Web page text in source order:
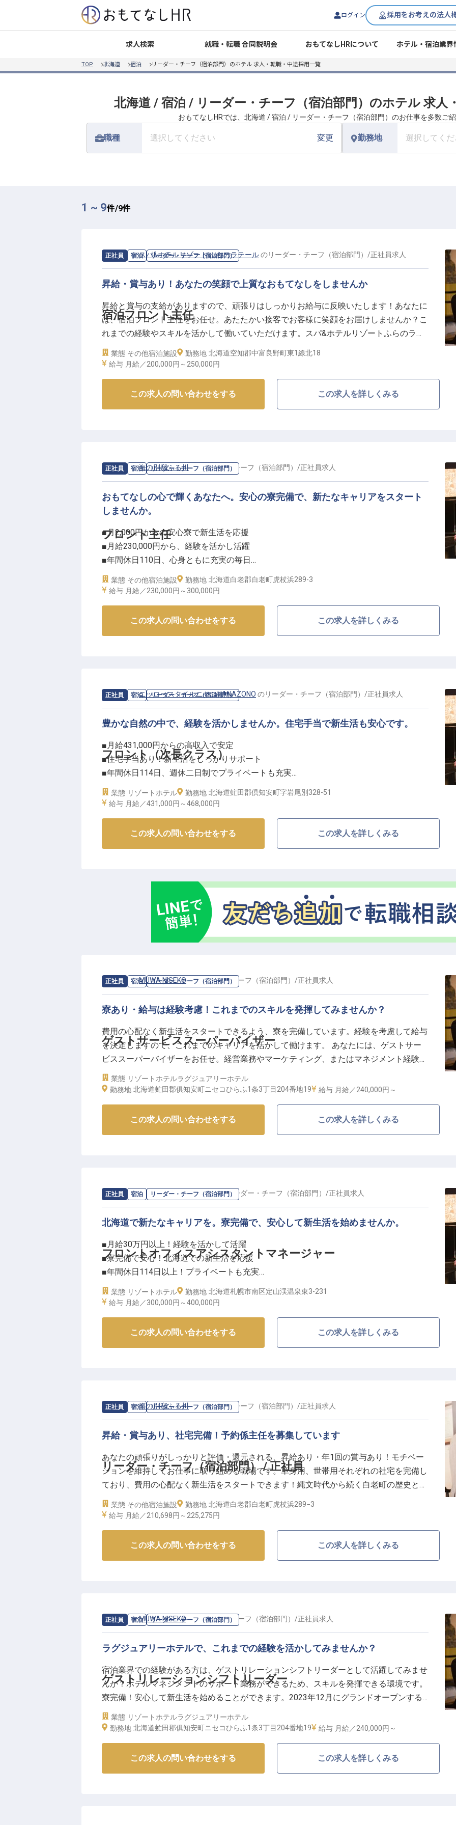
ログイン 採用をお考えの法人
求人検索 就職・転職 合同説明会 おもてなしHRについて ホテル・宿泊業界
TOP 北海道 宿泊 リーダー・チーフ（宿泊部門）のホテル 求人・転職・中途採用一覧
北海道 / 宿泊 / リーダー・チーフ（宿泊部門）のホテル 求人
おもてなしHRでは、北海道 / 宿泊 / リーダー・チーフ（宿泊部門）のお仕事を多数ご
職種 選択してください 変更 勤務地 選択してく
1 ~ 9件/9件
正社員 宿泊 リーダー・チーフ（宿泊部門）
宿泊フロント主任
求人情報：スパ&ホテルリゾート ふらのラテールのリーダー・チーフ（宿泊部門） /正社員求人
昇給・賞与あり！あなたの笑顔で上質なおもてなしをしませんか
昇給と賞与の支給がありますので、頑張りはしっかりお給与に反映いたします！あなたに
は、宿泊フロント主任をお任せ。あたたかい接客でお客様に笑顔をお届けしませんか？こ
れまでの経験やスキルを活かして働いていただけます。スパ&ホテルリゾートふらのラテ
ールは快適なホテルステイのためワンランク上のおもてなしをご提供。山並みを望む露天
風呂、和洋の大浴場、全室マウントビューのお部屋でゆったりくつろげるホテルです。※
業態 その他宿泊施設 勤務地 北海道空知郡中富良野町東1線北18
給与 月給／200,000円～ 250,000円
この求人の問い合わせをする この求人を詳しくみる
正社員 宿泊 リーダー・チーフ（宿泊部門）
フロント主任
求人情報：海の別邸ふる川のリーダー・チーフ（宿泊部門） /正社員求人
おもてなしの心で輝くあなたへ。安心の寮完備で、新たなキャリアをスタート
しませんか。
■月2,000円からの安心寮で新生活を応援
■月給230,000円から、経験を活かし活躍
■年間休日110日、心身ともに充実の毎日
■おもてなしの心を育む、主任として成長
お客様にとって忘れられないひとときを創造するため、私たちは日々心を込めておもてな
ます。
お客様の心に残る感動を一緒に創り上げていきましょう。
ーー【安心の環境で、あなたのキャリアを育む】
当施設では、スタッフが安心して長く働ける環境を大切にしています。
月2,000円から利用できる寮を完備しており、新しい土地での生活もスムーズにスタート
できます。
社会保険完備はもちろん、育児・介護休業制度や資格取得補助制度も充実。
主任として、食事処のサービス管理や社員教育を通じて、マネジメントスキルを磨き、キ
ャリアアップを目指せる環境です。
年間休日110日でプライベートも充実させながら、おもてなしのプロとして成長しません
か。
業態 その他宿泊施設 勤務地 北海道白老郡白老町虎杖浜289-3
給与 月給／230,000円～ 300,000円
この求人の問い合わせをする この求人を詳しくみる
正社員 宿泊 リーダー・チーフ（宿泊部門）
フロント（次長クラス）
求人情報：ニッコースタイルニセコHANAZONO のリーダー・チーフ（宿泊部門） /正社員求人
豊かな自然の中で、経験を活かしませんか。住宅手当で新生活も安心です。
■月給431,000円からの高収入で安定
■住宅手当あり！新生活をしっかりサポート
■年間休日114日、週休二日制でプライベートも充実
■昇給年1回、賞与年2回で頑張りを評価
北海道ニセコの豊かな自然に囲まれた地で、お客様に忘れられない滞在を提供しません
宿泊部門のマネジメントやSOP作成など、あなたの経験とリーダーシップを存分に発揮
し、チームと共に成長できる環境がここにあります。
ーー【キャリアアップと安心の生活をサポート】
チームの指揮、労務管理、教育訓練を通じて、次世代のおもてなしを担う人材育成にも貢
なたの頑張りをしっかりと評価。
社会保険完備やホテル施設社員割引制度も充実しており、安心して長く働ける環境です。
日本語とビジネスレベルの英語力を活かし、国際色豊かなお客様をお迎えください。
業態 リゾートホテル 勤務地 北海道虻田郡倶知安町字岩尾別328-51
給与 月給／431,000円～468,000円
この求人の問い合わせをする この求人を詳しくみる
正社員 宿泊 リーダー・チーフ（宿泊部門）
ゲストサービススーパーバイザー
求人情報：MUWA NISEKOのリーダー・チーフ（宿泊部門） /正社員求人
寮あり・給与は経験考慮！これまでのスキルを発揮してみませんか？
費用の心配なく新生活をスタートできるよう、寮を完備しています。経験を考慮して給与
を決定しますので、これまでのキャリアを活かして働けます。 あなたには、ゲストサー
ビススーパーバイザーをお任せ。経営業務やマーケティング、またはマネジメント経験の
ある方は即戦力として活躍できます。「MUWA NISEKO」は、ニセコの自然を感じなが
ら、プライベートスパにて心身共にリフレッシュできるホテルです。※この求人は2023年
業態 リゾートホテルラグジュアリーホテル
勤務地 北海道虻田郡俱知安町ニセコひらふ1条3丁目204番地19 給与 月給／240,000円～
この求人の問い合わせをする この求人を詳しくみる
正社員 宿泊 リーダー・チーフ（宿泊部門）
フロントオフィスアシスタントマネージャー
求人情報：シャレーアイビー定山渓のリーダー・チーフ（宿泊部門） /正社員求人
北海道で新たなキャリアを。寮完備で、安心して新生活を始めませんか。
■月給30万円以上！経験を活かして活躍
■寮完備で安心！北海道での新生活を応援
■年間休日114日以上！プライベートも充実
■充実の福利厚生！長く安心して働ける環境
北海道の豊かな自然に囲まれた地で、お客様に心温まるおもてなしを提供するお仕事で
あなたのホスピタリティ精神を存分に発揮し、お客様の笑顔を創造しませんか。
ーー【成長を支える温かい職場環境】
私たちは、働くスタッフが安心して長く活躍できる環境づくりに力を入れています。
寮完備で、遠方からのご応募も安心。
赴任旅費の支給（条件有）もあり、新しいスタートをサポートします。
年間休日114日以上、各種休暇制度も充実しており、プライベートも大切にしながら働け
ます。
経験豊富な方はもちろん、これからキャリアアップを目指したい方も歓迎。
スタッフ教育にも力を入れ、あなたの成長を温かく見守り、共に未来を築いていきたいと
考えています。
※2026年04月13日時点の情報です
業態 リゾートホテル 勤務地 北海道札幌市南区定山渓温泉東3-231
給与 月給／300,000円～400,000円
この求人の問い合わせをする この求人を詳しくみる
正社員 宿泊 リーダー・チーフ（宿泊部門）
リーダー・チーフ（宿泊部門） / 正社員
求人情報：海の別邸ふる川のリーダー・チーフ（宿泊部門） /正社員求人
昇給・賞与あり、社宅完備！予約係主任を募集しています
あなたの頑張りがしっかりと評価・還元される、昇給あり・年1回の賞与あり！モチベー
ションを維持してお仕事に取り組める職場です。単身用、世帯用それぞれの社宅を完備し
ており、費用の心配なく新生活をスタートできます！縄文時代から続く白老町の歴史と北
海道の大自然を体験できる「海の別邸ふる川」は、いつ訪れても驚きや発見を感じられる
ような宿を目指し、スタッフひとり一人がサービスの改善に取り組んでいます。※この求
業態 その他宿泊施設 勤務地 北海道白老郡白老町虎杖浜289−3
給与 月給／210,698円～ 225,275円
この求人の問い合わせをする この求人を詳しくみる
正社員 宿泊 リーダー・チーフ（宿泊部門）
ゲストリレーションシフトリーダー
求人情報：MUWA NISEKOのリーダー・チーフ（宿泊部門） /正社員求人
ラグジュアリーホテルで、これまでの経験を活かしてみませんか？
宿泊業界での経験がある方は、ゲストリレーションシフトリーダーとして活躍してみませ
んか？ホテルマネジメントのサポート業務ができるため、スキルを発揮できる環境です。
寮完備！安心して新生活を始めることができます。2023年12月にグランドオープンする
「MUWA NISEKO」。ゆっくりと過ごせる全113室の客室や心身共にリラックスできるイ
ンフィニティ温泉、プライベートスパを備えているホテルです。※この求人は2023年11月
業態 リゾートホテルラグジュアリーホテル
勤務地 北海道虻田郡俱知安町ニセコひらふ1条3丁目204番地19 給与 月給／240,000円～
この求人の問い合わせをする この求人を詳しくみる